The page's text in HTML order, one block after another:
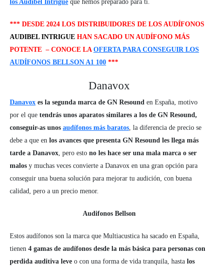
los Audibel Intrigue que hemos preparado para ti.
*** DESDE 2024 LOS DISTRIBUIDORES DE LOS AUDÍFONOS
AUDIBEL INTRIGUE HAN SACADO UN AUDÍFONO MÁS
POTENTE – CONOCE LA OFERTA PARA CONSEGUIR LOS
AUDÍFONOS BELLSON A1 100 ***
Danavox
Danavox es la segunda marca de GN Resound en España, motivo
por el que tendrás unos aparatos similares a los de GN Resound,
conseguir-as unos audífonos más baratos, la diferencia de precio se
debe a que en los avances que presenta GN Resound les llega más
tarde a Danavox, pero esto no les hace ser una mala marca o ser
malos y muchas veces convierte a Danavox en una gran opción para
conseguir una buena solución para mejorar tu audición, con buena
calidad, pero a un precio menor.
Audifonos Bellson
Estos audífonos son la marca que Multiacustica ha sacado en España,
tienen 4 gamas de audífonos desde la más básica para personas con
perdida auditiva leve o con una forma de vida tranquila, hasta los